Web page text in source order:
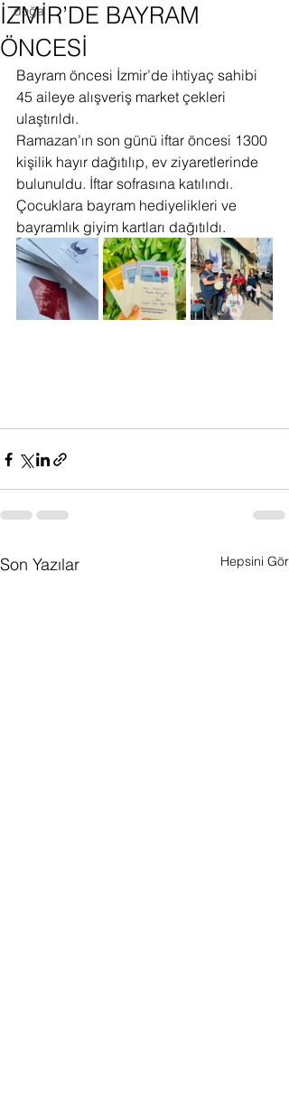
doğa
İZMİR’DE BAYRAM
ÖNCESİ
Bayram öncesi İzmir’de ihtiyaç sahibi
45 aileye alışveriş market çekleri
ulaştırıldı.
Ramazan’ın son günü iftar öncesi 1300
kişilik hayır dağıtılıp, ev ziyaretlerinde
bulunuldu. İftar sofrasına katılındı.
Çocuklara bayram hediyelikleri ve
bayramlık giyim kartları dağıtıldı.
Son Yazılar Hepsini Gör